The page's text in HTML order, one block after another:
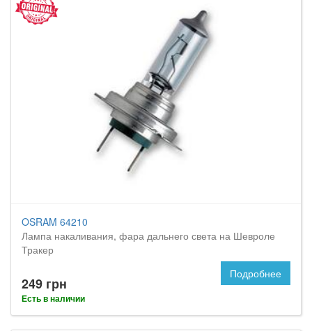
OSRAM 64210
Лампа накаливания, фара дальнего света на Шевроле
Тракер
249 грн
Есть в наличии
Подробнее